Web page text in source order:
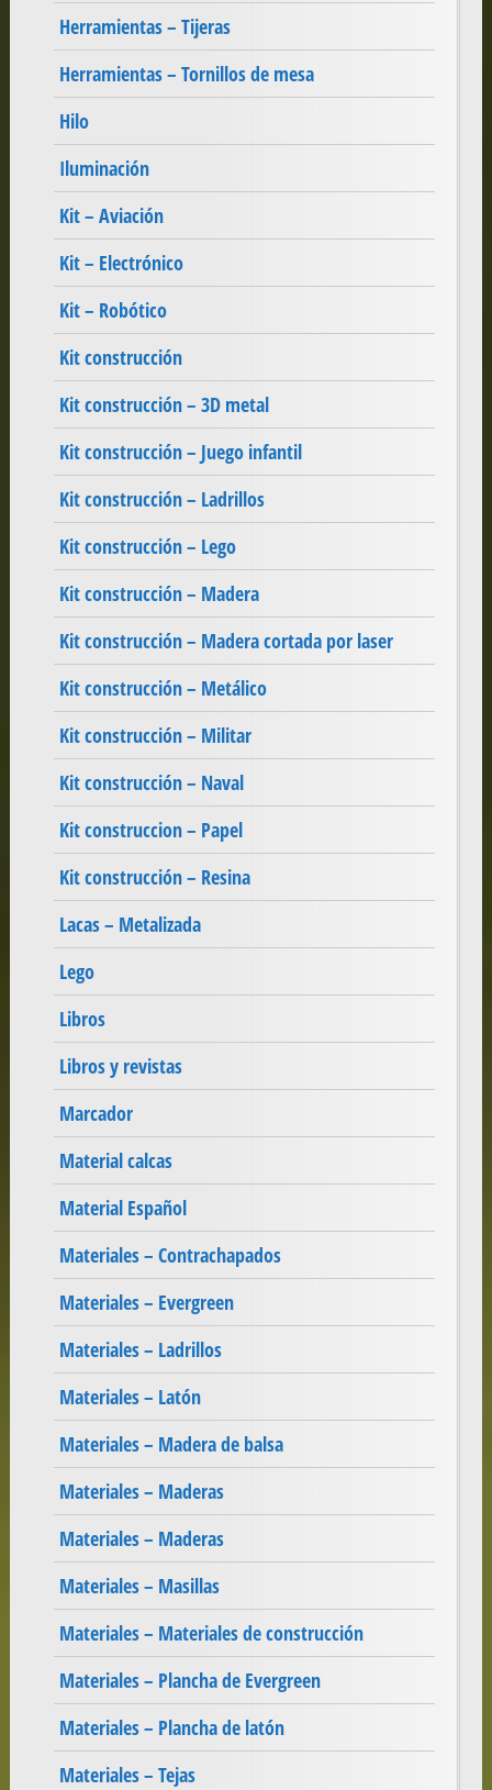
Herramientas – Tijeras
Herramientas – Tornillos de mesa
Hilo
Iluminación
Kit – Aviación
Kit – Electrónico
Kit – Robótico
Kit construcción
Kit construcción – 3D metal
Kit construcción – Juego infantil
Kit construcción – Ladrillos
Kit construcción – Lego
Kit construcción – Madera
Kit construcción – Madera cortada por laser
Kit construcción – Metálico
Kit construcción – Militar
Kit construcción – Naval
Kit construccion – Papel
Kit construcción – Resina
Lacas – Metalizada
Lego
Libros
Libros y revistas
Marcador
Material calcas
Material Español
Materiales – Contrachapados
Materiales – Evergreen
Materiales – Ladrillos
Materiales – Latón
Materiales – Madera de balsa
Materiales – Maderas
Materiales – Maderas
Materiales – Masillas
Materiales – Materiales de construcción
Materiales – Plancha de Evergreen
Materiales – Plancha de latón
Materiales – Tejas